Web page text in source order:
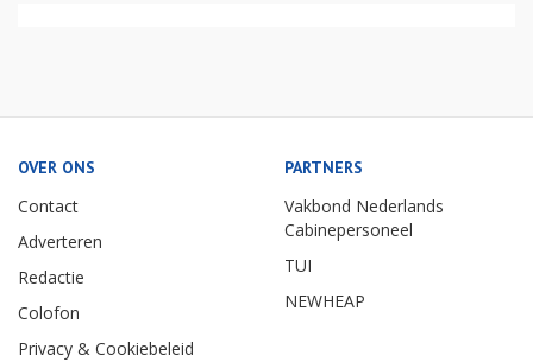
OVER ONS
Contact
Adverteren
Redactie
Colofon
Privacy & Cookiebeleid
PARTNERS
Vakbond Nederlands
Cabinepersoneel
TUI
NEWHEAP